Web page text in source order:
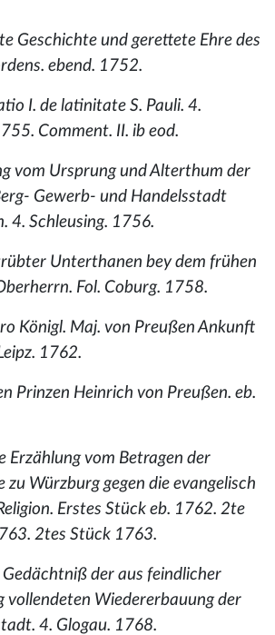
Geschichte und gerettete Ehre des
ebend. 1752.
I. de latinitate S. Pauli. 4.
Comment. II. ib eod.
vom Ursprung und Alterthum der
Gewerb- und Handelsstadt
4. Schleusing. 1756.
Unterthanen bey dem frühen
Fol. Coburg. 1758.
Königl. Maj. von Preußen Ankunft
1762.
Prinzen Heinrich von Preußen. eb.
Erzählung vom Betragen der
zu Würzburg gegen die evangelisch
Erstes Stück eb. 1762. 2te
2tes Stück 1763.
Gedächtniß der aus feindlicher
vollendeten Wiedererbauung der
4. Glogau. 1768.